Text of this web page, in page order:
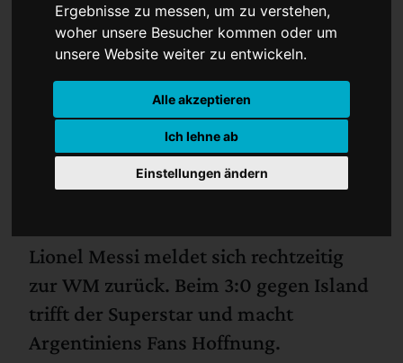
Ergebnisse zu messen, um zu verstehen,
woher unsere Besucher kommen oder um
unsere Website weiter zu entwickeln.
Alle akzeptieren
Ich lehne ab
Einstellungen ändern
Lionel Messi meldet sich rechtzeitig
zur WM zurück. Beim 3:0 gegen Island
trifft der Superstar und macht
Argentiniens Fans Hoffnung.